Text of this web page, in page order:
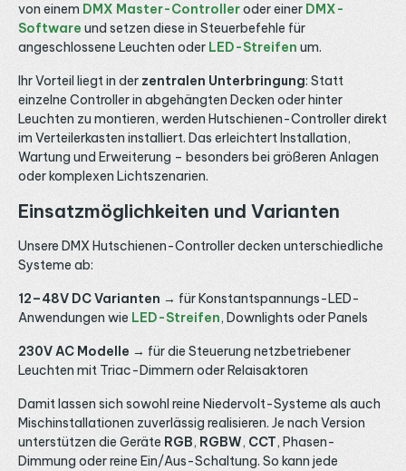
von einem DMX Master-Controlleroder einer DMX-
Software und setzen diese in Steuerbefehle für
angeschlossene Leuchten oder LED-Streifen um.
Ihr Vorteil liegt in der zentralen Unterbringung: Statt
einzelne Controller in abgehängten Decken oder hinter
Leuchten zu montieren, werden Hutschienen-Controller direkt
im Verteilerkasten installiert. Das erleichtert Installation,
Wartung und Erweiterung – besonders bei größeren Anlagen
oder komplexen Lichtszenarien.
Einsatzmöglichkeiten und Varianten
Unsere DMX Hutschienen-Controller decken unterschiedliche
Systeme ab:
12–48V DC Varianten → für Konstantspannungs-LED-
Anwendungen wie LED-Streifen, Downlights oder Panels
230V AC Modelle → für die Steuerung netzbetriebener
Leuchten mit Triac-Dimmern oder Relaisaktoren
Damit lassen sich sowohl reine Niedervolt-Systeme als auch
Mischinstallationen zuverlässig realisieren. Je nach Version
unterstützen die Geräte RGB, RGBW, CCT, Phasen-
Dimmung oder reine Ein/Aus-Schaltung. So kann jede